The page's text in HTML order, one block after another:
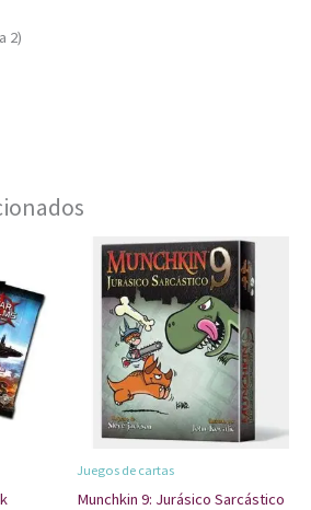
2)
Juegos de cartas
Munchkin 9: Jurásico Sarcástico